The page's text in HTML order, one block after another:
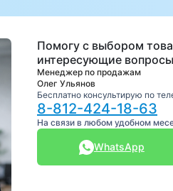
Помогу с выбором
интересующие
Менеджер по продажам
Олег Ульянов
Бесплатно консультирую по
8-812-424-18-63
На связи в любом удобном
WhatsApp